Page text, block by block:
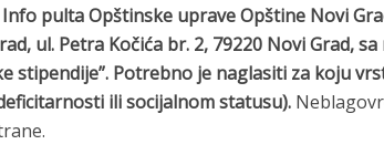
pultaOpštinske upraveOpštine Novi
ul. Petra Kočića br. 2, 79220 Novi Grad,
stipendije”. Potrebno je naglasiti za koju
ili socijalnom statusu).